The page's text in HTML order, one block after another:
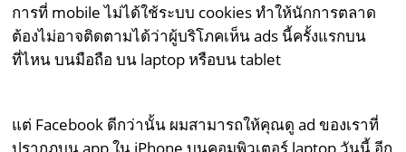
การที่ mobile ไม่ได้ใช้ระบบ cookies ทำให้นักการตลาด
ต้องไม่อาจติดตามได้ว่าผู้บริโภคเห็น ads นี้ครั้งแรกบน
ที่ไหน บนมือถือ บน laptop หรือบน tablet
แต่ Facebook ดีกว่านั้น ผมสามารถให้คุณดู ad ของเราที่
ปรากฏบน app ใน iPhone บนคอมพิวเตอร์ laptop วันนี้ อีก